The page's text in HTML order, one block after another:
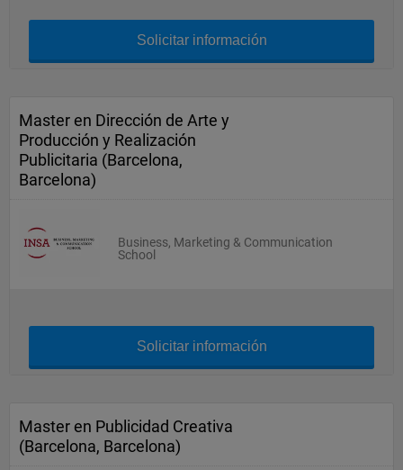
Solicitar información
Master en Dirección de Arte y
Producción y Realización
Publicitaria (Barcelona,
Barcelona)
Business, Marketing & Communication
School
Solicitar información
Master en Publicidad Creativa
(Barcelona, Barcelona)